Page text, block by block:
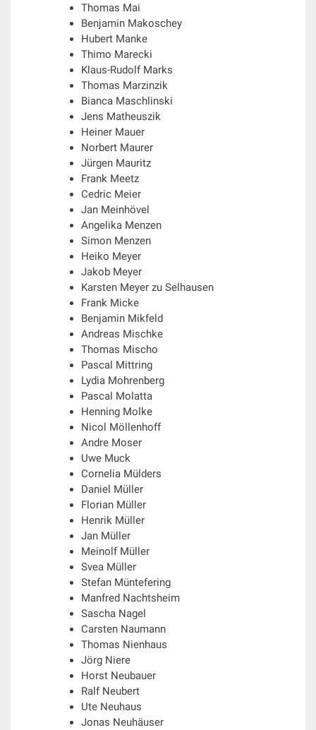
Thomas Mai
Benjamin Makoschey
Hubert Manke
Thimo Marecki
Klaus-Rudolf Marks
Thomas Marzinzik
Bianca Maschlinski
Jens Matheuszik
Heiner Mauer
Norbert Maurer
Jürgen Mauritz
Frank Meetz
Cedric Meier
Jan Meinhövel
Angelika Menzen
Simon Menzen
Heiko Meyer
Jakob Meyer
Karsten Meyer zu Selhausen
Frank Micke
Benjamin Mikfeld
Andreas Mischke
Thomas Mischo
Pascal Mittring
Lydia Mohrenberg
Pascal Molatta
Henning Molke
Nicol Möllenhoff
Andre Moser
Uwe Muck
Cornelia Mülders
Daniel Müller
Florian Müller
Henrik Müller
Jan Müller
Meinolf Müller
Svea Müller
Stefan Müntefering
Manfred Nachtsheim
Sascha Nagel
Carsten Naumann
Thomas Nienhaus
Jörg Niere
Horst Neubauer
Ralf Neubert
Ute Neuhaus
Jonas Neuhäuser